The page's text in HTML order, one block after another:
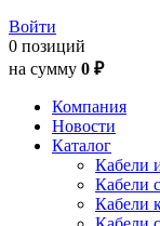
Войти
0 позиций
на сумму 0 ₽
Компания
Новости
Каталог
Кабели
Кабели
Кабели